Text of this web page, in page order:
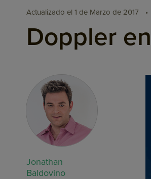
Actualizado el 1 de Marzo de 2017 •
Doppler
Jonathan
Baldovino